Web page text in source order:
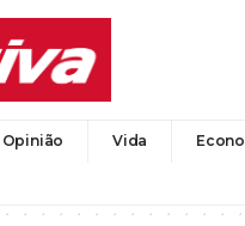
Opinião Vida